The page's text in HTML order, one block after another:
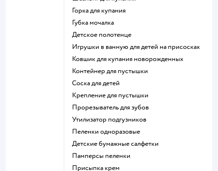
горка для купания
губка мочалка
детское полотенце
игрушки в ванную для детей на присосках
ковшик для купания новорожденных
контейнер для пустышки
соска для детей
крепление для пустышки
прорезыватель для зубов
утилизатор подгузников
пеленки одноразовые
детские бумажные салфетки
памперсы пеленки
присыпка крем